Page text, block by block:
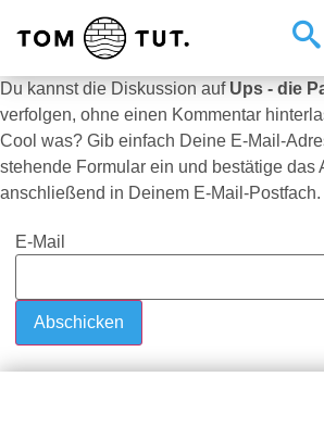
Du kannst die Diskussion aufUps - die
verfolgen, ohne einen Kommentar
Cool was? Gib einfach Deine E-Mail-
stehende Formular ein und bestätige das
anschließend in Deinem E-Mail-Postfach.
E-Mail